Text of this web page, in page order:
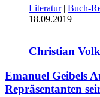
Literatur| Buch-
18.09.2019
Christian
Emanuel Geibels
Repräsentanten